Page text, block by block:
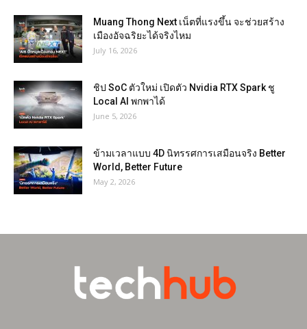
Muang Thong Next เน็ตที่แรงขึ้น จะช่วยสร้าง
เมืองอัจฉริยะได้จริงไหม
July 16, 2026
ชิป SoC ตัวใหม่ เปิดตัว Nvidia RTX Spark ชู
Local AI พกพาได้
June 5, 2026
ข้ามเวลาแบบ 4D นิทรรศการเสมือนจริง Better
World, Better Future
May 2, 2026